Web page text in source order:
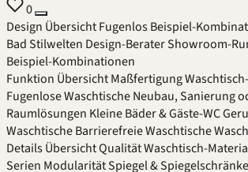
0
Design ÜbersichtFugenlosBeispiel-
BadStilwelten Design-BeraterShowroom-
Beispiel-Kombinationen
Funktion ÜbersichtMaßfertigung
Fugenlose WaschtischeNeubau, Sanierung
Raumlösungen Kleine Bäder & Gäste-WC
WaschtischeBarrierefreie Waschtische
DetailsÜbersichtQualitätWaschtisch-
Serien ModularitätSpiegel & Spiegelschränke